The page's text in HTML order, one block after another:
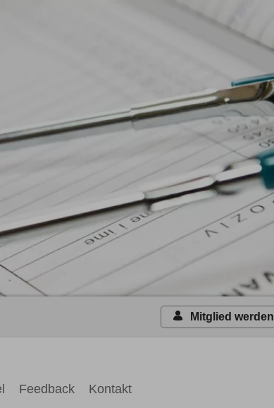
Mitglied werden
Feedback Kontakt